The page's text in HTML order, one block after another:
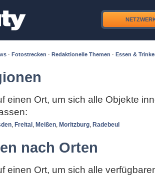
· Fotostrecken · Redaktionelle Themen · Essen &
einen Ort, um sich alle Objekte
, Freital , Meißen, Moritzburg, Radebeul
nach Orten
einen Ort, um sich alle